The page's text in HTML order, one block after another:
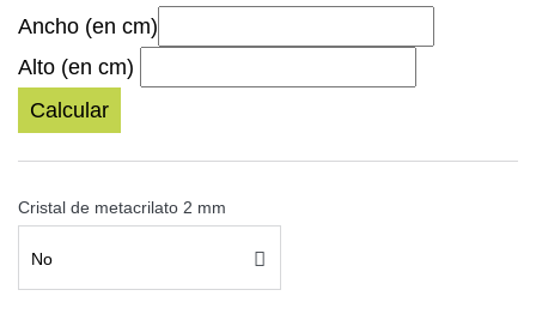
Ancho (en cm)
Alto (en cm)
Calcular
Cristal de metacrilato 2 mm
No